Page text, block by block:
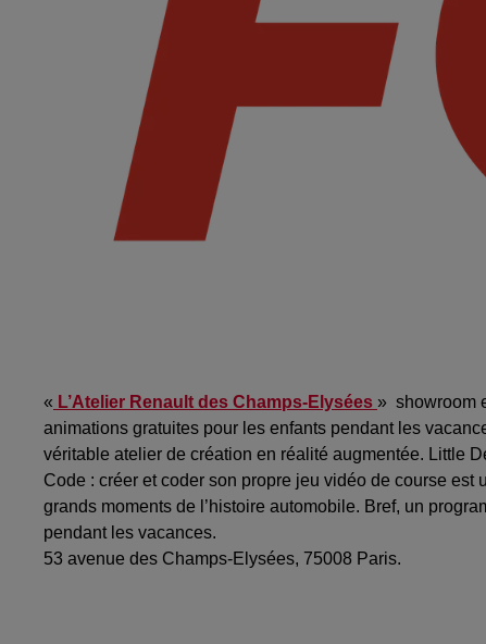
« L’Atelier Renault des Champs-Elysées » showroom
animations gratuites pour les enfants pendant les
véritable atelier de création en réalité augmentée. Little
Code : créer et coder son propre jeu vidéo de course
grands moments de l’histoire automobile. Bref, un
pendant les vacances.
53 avenue des Champs-Elysées, 75008 Paris.